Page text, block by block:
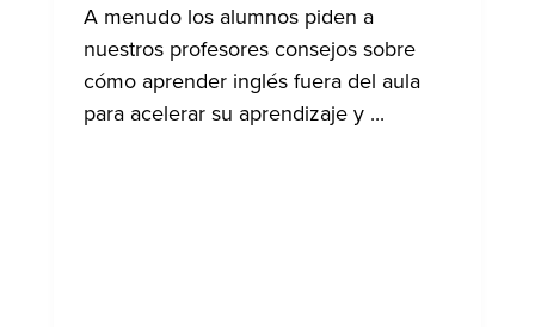
A menudo los alumnos piden a
nuestros profesores consejos sobre
cómo aprender inglés fuera del aula
para acelerar su aprendizaje y ...